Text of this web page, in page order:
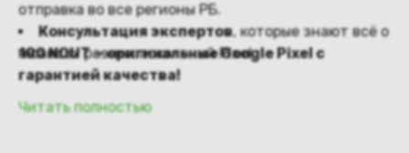
отправка во все регионы РБ.
Консультация экспертов, которые знают всё о
нюансах разных поколений Pixel.
100 NOUT — оригинальные Google Pixel с
гарантией качества!
Читать полностью